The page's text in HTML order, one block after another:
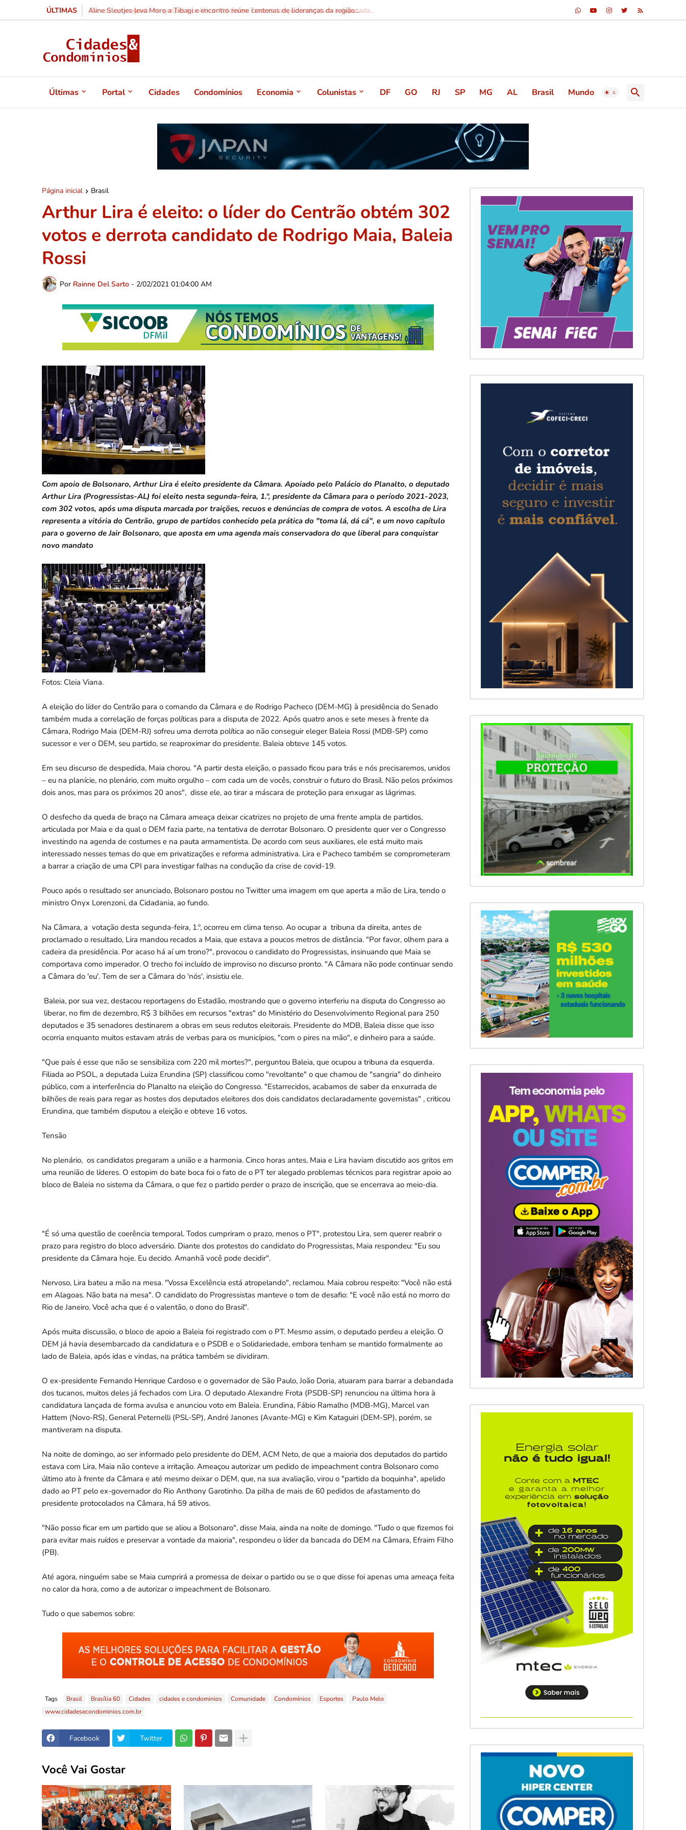
ÚLTIMAS De voz consagrada no gospel à política: Valdirene Tavares lança candidatura a deputada...
Últimas Portal Cidades Condomínios Economia Colunistas DF GO RJ SP MG AL Brasil Mundo
Página inicial Brasil
Arthur Lira é eleito: o líder do Centrão obtém 302
votos e derrota candidato de Rodrigo Maia, Baleia
Rossi
Por Rainne Del Sarto - 2/02/2021 01:04:00 AM
Com apoio de Bolsonaro, Arthur Lira é eleito presidente da Câmara. Apoiado pelo Palácio do Planalto, o deputado
Arthur Lira (Progressistas-AL) foi eleito nesta segunda-feira, 1.º, presidente da Câmara para o período 2021-2023,
com 302 votos, após uma disputa marcada por traições, recuos e denúncias de compra de votos. A escolha de Lira
representa a vitória do Centrão, grupo de partidos conhecido pela prática do "toma lá, dá cá", e um novo capítulo
para o governo de Jair Bolsonaro, que aposta em uma agenda mais conservadora do que liberal para conquistar
novo mandato
Fotos: Cleia Viana.
A eleição do líder do Centrão para o comando da Câmara e de Rodrigo Pacheco (DEM-MG) à presidência do Senado
também muda a correlação de forças políticas para a disputa de 2022. Após quatro anos e sete meses à frente da
Câmara, Rodrigo Maia (DEM-RJ) sofreu uma derrota política ao não conseguir eleger Baleia Rossi (MDB-SP) como
sucessor e ver o DEM, seu partido, se reaproximar do presidente. Baleia obteve 145 votos.
Em seu discurso de despedida, Maia chorou. "A partir desta eleição, o passado ficou para trás e nós precisaremos, unidos
– eu na planície, no plenário, com muito orgulho – com cada um de vocês, construir o futuro do Brasil. Não pelos próximos
dois anos, mas para os próximos 20 anos", disse ele, ao tirar a máscara de proteção para enxugar as lágrimas.
O desfecho da queda de braço na Câmara ameaça deixar cicatrizes no projeto de uma frente ampla de partidos,
articulada por Maia e da qual o DEM fazia parte, na tentativa de derrotar Bolsonaro. O presidente quer ver o Congresso
investindo na agenda de costumes e na pauta armamentista. De acordo com seus auxiliares, ele está muito mais
interessado nesses temas do que em privatizações e reforma administrativa. Lira e Pacheco também se comprometeram
a barrar a criação de uma CPI para investigar falhas na condução da crise de covid-19.
Pouco após o resultado ser anunciado, Bolsonaro postou no Twitter uma imagem em que aperta a mão de Lira, tendo o
ministro Onyx Lorenzoni, da Cidadania, ao fundo.
Na Câmara, a votação desta segunda-feira, 1.º, ocorreu em clima tenso. Ao ocupar a tribuna da direita, antes de
proclamado o resultado, Lira mandou recados a Maia, que estava a poucos metros de distância. "Por favor, olhem para a
cadeira da presidência. Por acaso há aí um trono?", provocou o candidato do Progressistas, insinuando que Maia se
comportava como imperador. O trecho foi incluído de improviso no discurso pronto. "A Câmara não pode continuar sendo
a Câmara do 'eu'. Tem de ser a Câmara do 'nós', insistiu ele.
Baleia, por sua vez, destacou reportagens do Estadão, mostrando que o governo interferiu na disputa do Congresso ao
liberar, no fim de dezembro, R$ 3 bilhões em recursos "extras" do Ministério do Desenvolvimento Regional para 250
deputados e 35 senadores destinarem a obras em seus redutos eleitorais. Presidente do MDB, Baleia disse que isso
ocorria enquanto muitos estavam atrás de verbas para os municípios, "com o pires na mão", e dinheiro para a saúde.
"Que país é esse que não se sensibiliza com 220 mil mortes?", perguntou Baleia, que ocupou a tribuna da esquerda.
Filiada ao PSOL, a deputada Luiza Erundina (SP) classificou como "revoltante" o que chamou de "sangria" do dinheiro
público, com a interferência do Planalto na eleição do Congresso. "Estarrecidos, acabamos de saber da enxurrada de
bilhões de reais para regar as hostes dos deputados eleitores dos dois candidatos declaradamente governistas" , criticou
Erundina, que também disputou a eleição e obteve 16 votos.
Tensão
No plenário, os candidatos pregaram a união e a harmonia. Cinco horas antes, Maia e Lira haviam discutido aos gritos em
uma reunião de líderes. O estopim do bate boca foi o fato de o PT ter alegado problemas técnicos para registrar apoio ao
bloco de Baleia no sistema da Câmara, o que fez o partido perder o prazo de inscrição, que se encerrava ao meio-dia.
"É só uma questão de coerência temporal. Todos cumpriram o prazo, menos o PT", protestou Lira, sem querer reabrir o
prazo para registro do bloco adversário. Diante dos protestos do candidato do Progressistas, Maia respondeu: "Eu sou
presidente da Câmara hoje. Eu decido. Amanhã você pode decidir".
Nervoso, Lira bateu a mão na mesa. "Vossa Excelência está atropelando", reclamou. Maia cobrou respeito: "Você não está
em Alagoas. Não bata na mesa". O candidato do Progressistas manteve o tom de desafio: "E você não está no morro do
Rio de Janeiro. Você acha que é o valentão, o dono do Brasil".
Após muita discussão, o bloco de apoio a Baleia foi registrado com o PT. Mesmo assim, o deputado perdeu a eleição. O
DEM já havia desembarcado da candidatura e o PSDB e o Solidariedade, embora tenham se mantido formalmente ao
lado de Baleia, após idas e vindas, na prática também se dividiram.
O ex-presidente Fernando Henrique Cardoso e o governador de São Paulo, João Doria, atuaram para barrar a debandada
dos tucanos, muitos deles já fechados com Lira. O deputado Alexandre Frota (PSDB-SP) renunciou na última hora à
candidatura lançada de forma avulsa e anunciou voto em Baleia. Erundina, Fábio Ramalho (MDB-MG), Marcel van
Hattem (Novo-RS), General Peternelli (PSL-SP), André Janones (Avante-MG) e Kim Kataguiri (DEM-SP), porém, se
mantiveram na disputa.
Na noite de domingo, ao ser informado pelo presidente do DEM, ACM Neto, de que a maioria dos deputados do partido
estava com Lira, Maia não conteve a irritação. Ameaçou autorizar um pedido de impeachment contra Bolsonaro como
último ato à frente da Câmara e até mesmo deixar o DEM, que, na sua avaliação, virou o "partido da boquinha", apelido
dado ao PT pelo ex-governador do Rio Anthony Garotinho. Da pilha de mais de 60 pedidos de afastamento do
presidente protocolados na Câmara, há 59 ativos.
"Não posso ficar em um partido que se aliou a Bolsonaro", disse Maia, ainda na noite de domingo. "Tudo o que fizemos foi
para evitar mais ruídos e preservar a vontade da maioria", respondeu o líder da bancada do DEM na Câmara, Efraim Filho
(PB).
Até agora, ninguém sabe se Maia cumprirá a promessa de deixar o partido ou se o que disse foi apenas uma ameaça feita
no calor da hora, como a de autorizar o impeachment de Bolsonaro.
Tudo o que sabemos sobre:
Tags Brasil Brasília 60 Cidades cidades e condominios Comunidade Condomínios Esportes
Paulo Melo
www.cidadesecondominios.com.br
Facebook Twitter
Você Vai Gostar